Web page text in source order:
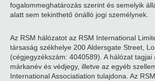
fogalommeghatározás szerint és semelyik
alatt sem tekinthető önálló jogi személynek.
Az RSM hálózatot az RSM International
társaság székhelye 200 Aldersgate Street,
(cégjegyzékszám: 4040589). A hálózat tagjai
márkanév és védjegy, illetve az egyéb
International Associatiation tulajdona. Az